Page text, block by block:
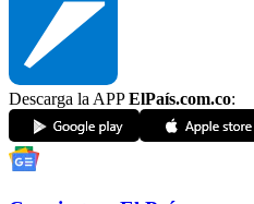
Descarga la APPElPaís.com.co: